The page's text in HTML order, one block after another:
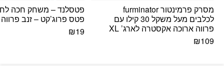
מסרק פרמינטור furminator
לכלבים מעל משקל 30 קילו עם
פרווה ארוכה אקסטרה לארג’ XL
₪109
פטסלנד – משחק חכה
פטס פרוג’קט – זנב פרווה
₪19